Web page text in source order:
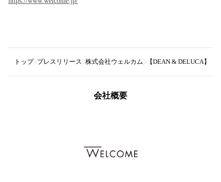
トップ プレスリリース 株式会社ウェルカム 【DEAN & DELUCA】
会社概要